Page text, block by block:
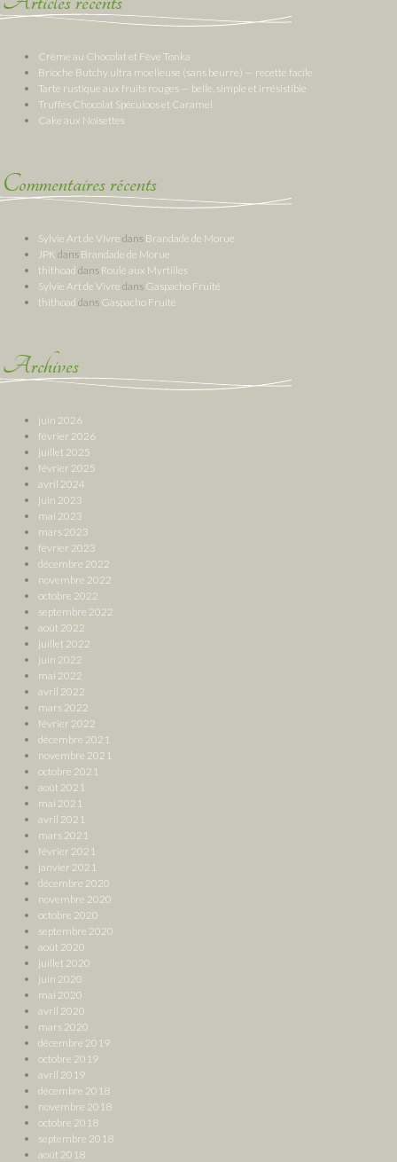
Crème au Chocolat et Fève Tonka
Brioche Butchy ultra moelleuse (sans beurre) — recette facile
Tarte rustique aux fruits rouges — belle, simple et irrésistible
Truffes Chocolat Spéculoos et Caramel
Cake aux Noisettes
Commentaires récents
Sylvie Art de Vivre dans Brandade de Morue
JPK dans Brandade de Morue
thithoad dans Roulé aux Myrtilles
Sylvie Art de Vivre dans Gaspacho Fruité
thithoad dans Gaspacho Fruité
Archives
juin 2026
février 2026
juillet 2025
février 2025
avril 2024
juin 2023
mai 2023
mars 2023
février 2023
décembre 2022
novembre 2022
octobre 2022
septembre 2022
août 2022
juillet 2022
juin 2022
mai 2022
avril 2022
mars 2022
février 2022
décembre 2021
novembre 2021
octobre 2021
août 2021
mai 2021
avril 2021
mars 2021
février 2021
janvier 2021
décembre 2020
novembre 2020
octobre 2020
septembre 2020
août 2020
juillet 2020
juin 2020
mai 2020
avril 2020
mars 2020
décembre 2019
octobre 2019
avril 2019
décembre 2018
novembre 2018
octobre 2018
septembre 2018
août 2018